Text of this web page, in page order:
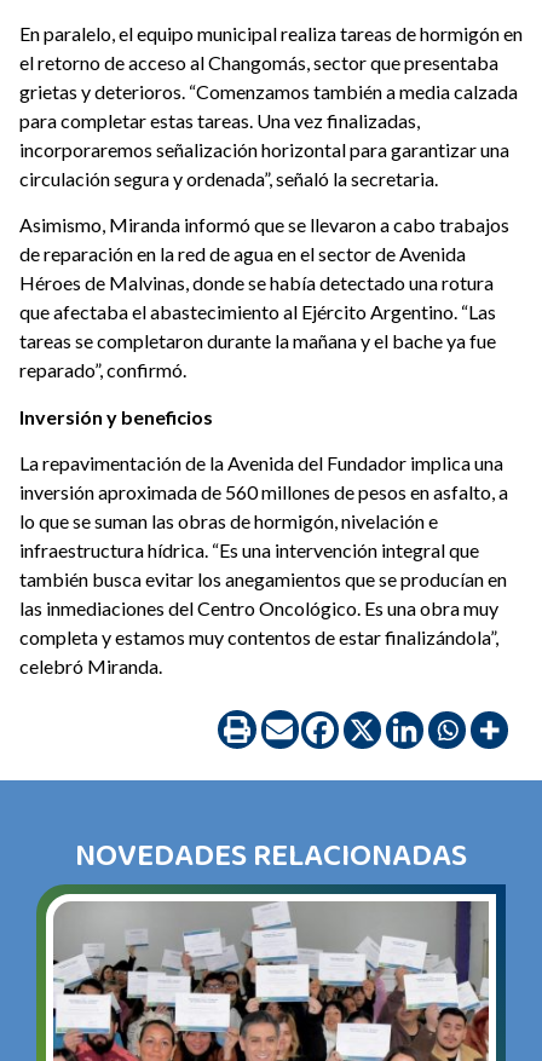
En paralelo, el equipo municipal realiza tareas de hormigón en
el retorno de acceso al Changomás, sector que presentaba
grietas y deterioros. “Comenzamos también a media calzada
para completar estas tareas. Una vez finalizadas,
incorporaremos señalización horizontal para garantizar una
circulación segura y ordenada”, señaló la secretaria.
Asimismo, Miranda informó que se llevaron a cabo trabajos
de reparación en la red de agua en el sector de Avenida
Héroes de Malvinas, donde se había detectado una rotura
que afectaba el abastecimiento al Ejército Argentino. “Las
tareas se completaron durante la mañana y el bache ya fue
reparado”, confirmó.
Inversión y beneficios
La repavimentación de la Avenida del Fundador implica una
inversión aproximada de 560 millones de pesos en asfalto, a
lo que se suman las obras de hormigón, nivelación e
infraestructura hídrica. “Es una intervención integral que
también busca evitar los anegamientos que se producían en
las inmediaciones del Centro Oncológico. Es una obra muy
completa y estamos muy contentos de estar finalizándola”,
celebró Miranda.
NOVEDADES RELACIONADAS